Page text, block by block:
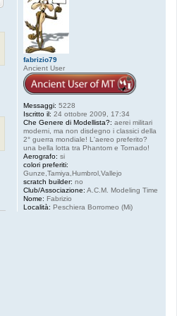
fabrizio79
Ancient User
Messaggi: 5228
Iscritto il: 24 ottobre 2009, 17:34
Che Genere di Modellista?: aerei militari
moderni, ma non disdegno i classici della
2° guerra mondiale! L'aereo preferito?
una bella lotta tra Phantom e Tornado!
Aerografo: si
colori preferiti:
Gunze,Tamiya,Humbrol,Vallejo
scratch builder: no
Club/Associazione: A.C.M. Modeling Time
Nome: Fabrizio
Località: Peschiera Borromeo (Mi)